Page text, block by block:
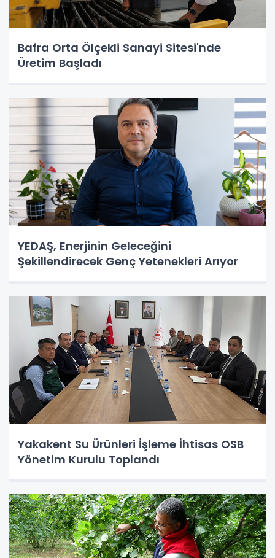
Bafra Orta Ölçekli Sanayi Sitesi'nde
Üretim Başladı
YEDAŞ, Enerjinin Geleceğini
Şekillendirecek Genç Yetenekleri Arıyor
Yakakent Su Ürünleri İşleme İhtisas OSB
Yönetim Kurulu Toplandı